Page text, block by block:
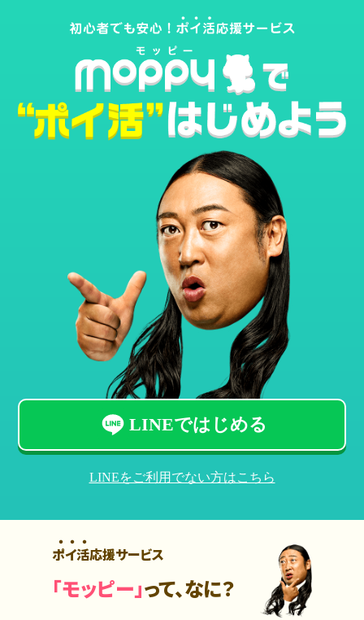
LINEではじめる
LINEをご利用でない方はこちら
ポイ活応援サービス
「モッピー」って、なに？